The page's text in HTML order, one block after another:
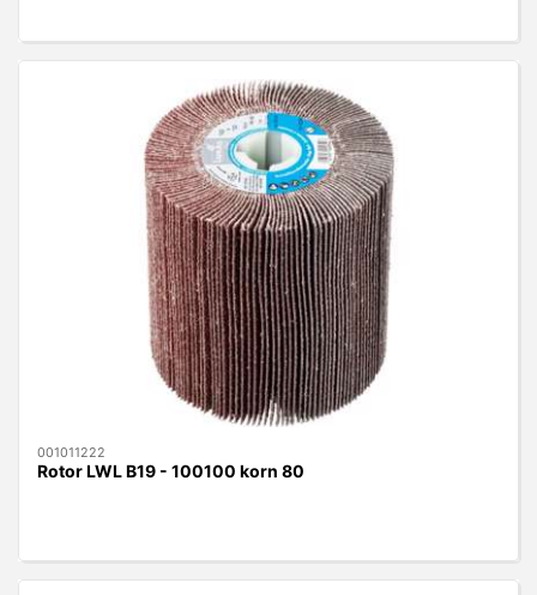
001011222
Rotor LWL B19 - 100100 korn 80